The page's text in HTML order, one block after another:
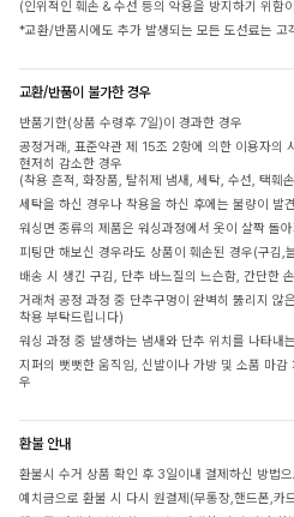
(인위적인 훼손 & 수선 등의 악용을 방지하기 위함
*교환/반품시에도 추가 발생되는 모든 도선료는 고
교환/반품이 불가한 경우
반품기한(상품 수령후 7일)이 경과한 경우
공정거래, 표준약관 제 15조 2항에 의한 이용자의
현저히 감소한 경우
(착용 흔적, 화장품, 탈취제 냄새, 세탁, 수선, 택훼
세탁을 하신 경우나 착용을 하신 후에는 불량이 발
워싱면 종류의 제품은 워싱과정에서 옷이 살짝 돌
피팅만 해보신 경우라도 상품이 훼손된 경우(구김,
배송 시 생긴 구김, 단추 바느질의 느슨함, 간단한
거래처 공정 과정 중 단추구멍이 완벽히 뚫리지 않
착용 부탁드립니다)
워싱 과정 중 발생하는 냄새와 단추 위치를 나타내
지퍼의 뻣뻣한 움직임, 신발이나 가방 및 소품 마
우
환불 안내
환불시 수거 상품 확인 후 3일이내 결제하신 방법
예치금으로 환불 시 다시 원결제(무통장,핸드폰,카